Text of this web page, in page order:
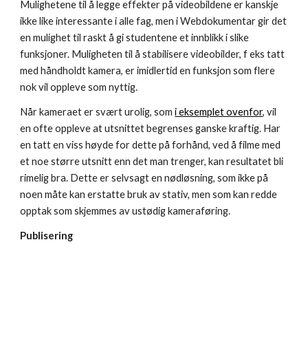
Mulighetene til å legge effekter på videobildene er kanskje
ikke like interessante i alle fag, men i Webdokumentar gir det
en mulighet til raskt å gi studentene et innblikk i slike
funksjoner. Muligheten til å stabilisere videobilder, f eks tatt
med håndholdt kamera, er imidlertid en funksjon som flere
nok vil oppleve som nyttig.
Når kameraet er svært urolig, som i eksemplet ovenfor, vil
en ofte oppleve at utsnittet begrenses ganske kraftig. Har
en tatt en viss høyde for dette på forhånd, ved å filme med
et noe større utsnitt enn det man trenger, kan resultatet bli
rimelig bra. Dette er selvsagt en nødløsning, som ikke på
noen måte kan erstatte bruk av stativ, men som kan redde
opptak som skjemmes av ustødig kameraføring.
Publisering